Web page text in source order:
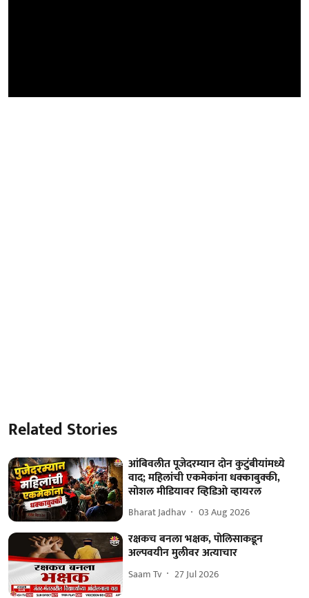
Related Stories
आंबिवलीत पूजेदरम्यान दोन कुटुंबीयांमध्ये
वाद; महिलांची एकमेकांना धक्काबुक्की,
सोशल मीडियावर व्हिडिओ व्हायरल
Bharat Jadhav 03 Aug 2026
रक्षकच बनला भक्षक, पोलिसाकडून
अल्पवयीन मुलीवर अत्याचार
Saam Tv 27 Jul 2026